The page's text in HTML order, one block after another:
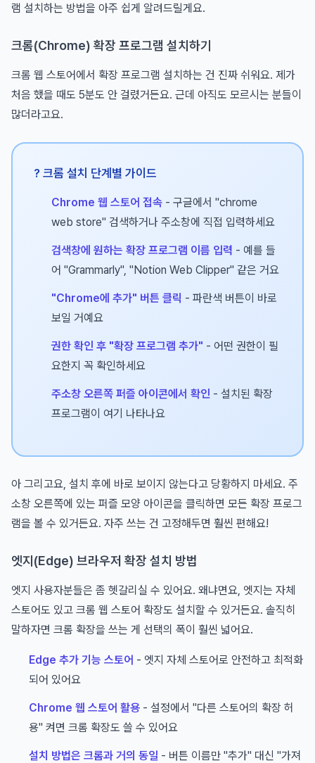
램 설치하는 방법을 아주 쉽게 알려드릴게요.
크롬(Chrome) 확장 프로그램 설치하기
크롬 웹 스토어에서 확장 프로그램 설치하는 건 진짜 쉬워요. 제가
처음 했을 때도 5분도 안 걸렸거든요. 근데 아직도 모르시는 분들이
많더라고요.
? 크롬 설치 단계별 가이드
Chrome 웹 스토어 접속 - 구글에서 "chrome
web store" 검색하거나 주소창에 직접 입력하세요
검색창에 원하는 확장 프로그램 이름 입력 - 예를 들
어 "Grammarly", "Notion Web Clipper" 같은 거요
"Chrome에 추가" 버튼 클릭 - 파란색 버튼이 바로
보일 거예요
권한 확인 후 "확장 프로그램 추가" - 어떤 권한이 필
요한지 꼭 확인하세요
주소창 오른쪽 퍼즐 아이콘에서 확인 - 설치된 확장
프로그램이 여기 나타나요
아 그리고요, 설치 후에 바로 보이지 않는다고 당황하지 마세요. 주
소창 오른쪽에 있는 퍼즐 모양 아이콘을 클릭하면 모든 확장 프로그
램을 볼 수 있거든요. 자주 쓰는 건 고정해두면 훨씬 편해요!
엣지(Edge) 브라우저 확장 설치 방법
엣지 사용자분들은 좀 헷갈리실 수 있어요. 왜냐면요, 엣지는 자체
스토어도 있고 크롬 웹 스토어 확장도 설치할 수 있거든요. 솔직히
말하자면 크롬 확장을 쓰는 게 선택의 폭이 훨씬 넓어요.
Edge 추가 기능 스토어 - 엣지 자체 스토어로 안전하고 최적화
되어 있어요
Chrome 웹 스토어 활용 - 설정에서 "다른 스토어의 확장 허
용" 켜면 크롬 확장도 쓸 수 있어요
설치 방법은 크롬과 거의 동일 - 버튼 이름만 "추가" 대신 "가져